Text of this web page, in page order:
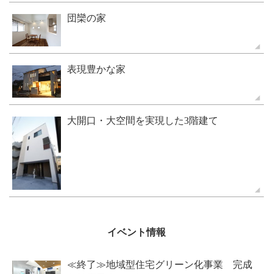
団欒の家
表現豊かな家
大開口・大空間を実現した3階建て
イベント情報
≪終了≫地域型住宅グリーン化事業 完成